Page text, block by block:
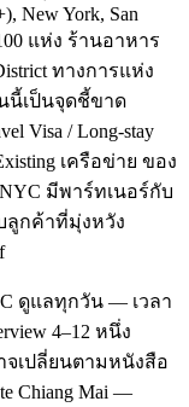
New York, San
แห่ง ร้านอาหาร
ทางการแห่ง
นี้เป็นจุดชี้ขาด
Visa / Long-stay
เครือข่าย ของ
มีพาร์ทเนอร์กับ
ลูกค้าที่มุ่งหวัง
ดูแลทุกวัน — เวลา
4–12 หนึ่ง
จเปลี่ยนตามหนังสือ
Chiang Mai —